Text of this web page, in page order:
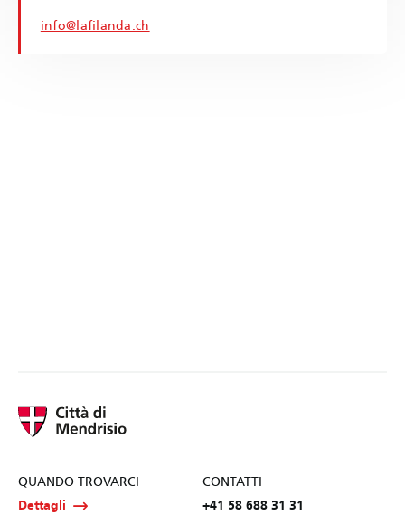
info@lafilanda.ch
QUANDO TROVARCI
Dettagli
CONTATTI
+41 58 688 31 31